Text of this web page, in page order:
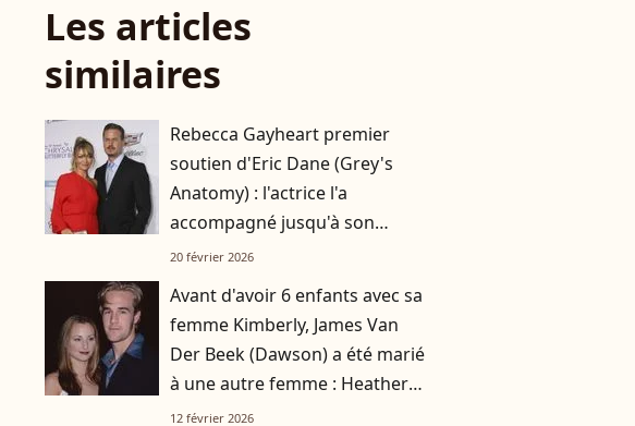
Les articles
similaires
Rebecca Gayheart premier
soutien d'Eric Dane (Grey's
Anatomy) : l'actrice l'a
accompagné jusqu'à son
dernier souffle
20 février 2026
Avant d'avoir 6 enfants avec sa
femme Kimberly, James Van
Der Beek (Dawson) a été marié
à une autre femme : Heather
prend la parole
12 février 2026